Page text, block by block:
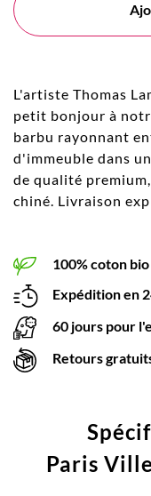
L'artiste Thomas
petit bonjour à
barbu rayonnant
d'immeuble dans
de qualité
chiné. Livraison
100% coton bio
Expédition en
60 jours pour
Retours
Paris